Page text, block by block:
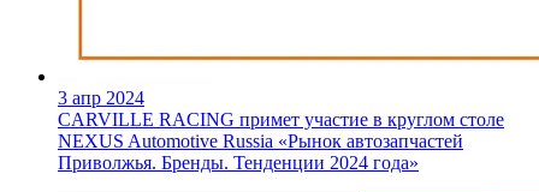
3 апр 2024
CARVILLE RACING примет участие в круглом столе
NEXUS Automotive Russia «Рынок автозапчастей
Приволжья. Бренды. Тенденции 2024 года»